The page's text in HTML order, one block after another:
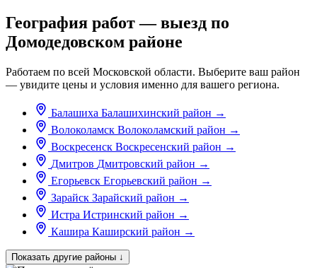
География работ — выезд по
Домодедовском районе
Работаем по всей Московской области. Выберите ваш район
— увидите цены и условия именно для вашего региона.
Балашиха Балашихинский район →
Волоколамск Волоколамский район →
Воскресенск Воскресенский район →
Дмитров Дмитровский район →
Егорьевск Егорьевский район →
Зарайск Зарайский район →
Истра Истринский район →
Кашира Каширский район →
Показать другие районы ↓